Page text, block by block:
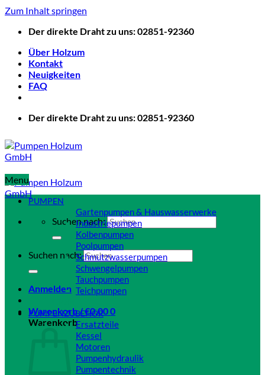
Zum Inhalt springen
Der direkte Draht zu uns: 02851-92360
Über Holzum
Kontakt
Neuigkeiten
FAQ
Der direkte Draht zu uns: 02851-92360
Suchen nach:
Suchen nach:
Anmelden
Warenkorb /€0,000
Warenkorb
Menu
PUMPEN
Gartenpumpen & Hauswasserwerke
Industriepumpen
Kolbenpumpen
Poolpumpen
Schmutzwasserpumpen
Schwengelpumpen
Tauchpumpen
Teichpumpen
PUMPENZUBEHÖR
Ersatzteile
Kessel
Motoren
Pumpenhydraulik
Pumpentechnik